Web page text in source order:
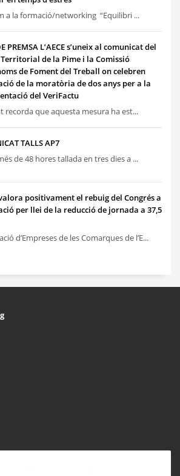
a la formació/networking “Equilibri ...
PREMSA L’AECE s’uneix al comunicat del
de la Pime i la Comissió
de Foment del Treball on celebren
de la moratòria de dos anys per a la
del VeriFactu
recorda que aquesta mesura ha est...
TALLS AP7
de 48 hores tallada en tres dies a ...
valora positivament el rebuig del Congrés a
per llei de la reducció de jornada a 37,5
d’Empreses de les Comarques de l’E...